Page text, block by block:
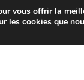
de 7 EUR
vous offrir la
les cookies que